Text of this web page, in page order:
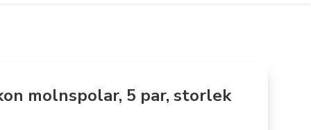
molnspolar, 5 par, storlek